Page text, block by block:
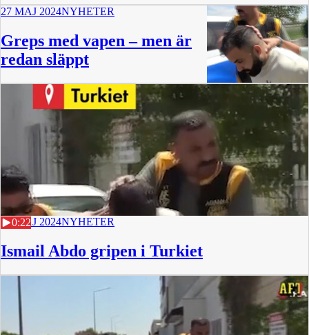
27 MAJ 2024NYHETER
Greps med vapen – men är
redan släppt
0:22
27 MAJ 2024NYHETER
Ismail Abdo gripen i Turkiet